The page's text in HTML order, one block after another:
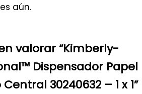
aún.
valorar “Kimberly-
Dispensador Papel
30240632 – 1 x 1”